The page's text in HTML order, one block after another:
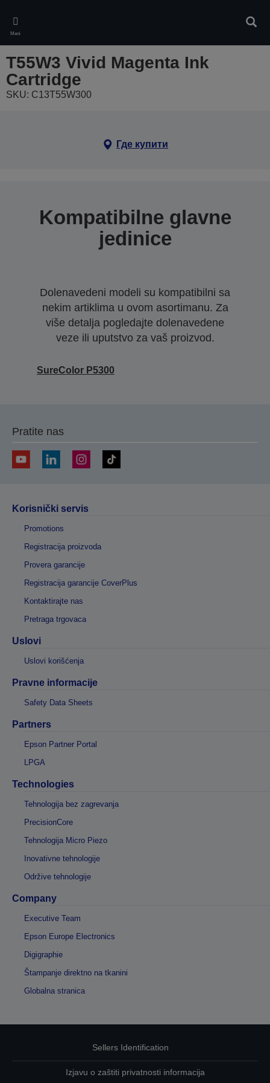
main
content
Meni
T55W3 Vivid Magenta Ink
Cartridge
SKU: C13T55W300
Где купити
Kompatibilne glavne
jedinice
Dolenavedeni modeli su kompatibilni sa
nekim artiklima u ovom asortimanu. Za
više detalja pogledajte dolenavedene
veze ili uputstvo za vaš proizvod.
SureColor P5300
Pratite nas
Korisnički servis
Promotions
Registracija proizvoda
Provera garancije
Registracija garancije CoverPlus
Kontaktirajte nas
Pretraga trgovaca
Uslovi
Uslovi korišćenja
Pravne informacije
Safety Data Sheets
Partners
Epson Partner Portal
LPGA
Technologies
Tehnologija bez zagrevanja
PrecisionCore
Tehnologija Micro Piezo
Inovativne tehnologije
Održive tehnologije
Company
Executive Team
Epson Europe Electronics
Digigraphie
Štampanje direktno na tkanini
Globalna stranica
Sellers Identification
Izjavu o zaštiti privatnosti informacija